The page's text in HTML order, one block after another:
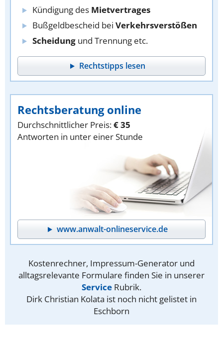
Kündigung des Mietvertrages
Bußgeldbescheid bei Verkehrsverstößen
Scheidung und Trennung etc.
Rechtstipps lesen
Rechtsberatung online
Durchschnittlicher Preis:€ 35
Antworten in unter einer Stunde
www.anwalt-onlineservice.de
Kostenrechner, Impressum-Generator und
alltagsrelevante Formulare finden Sie in unserer
Service Rubrik.
Dirk Christian Kolata ist noch nicht gelistet in
Eschborn